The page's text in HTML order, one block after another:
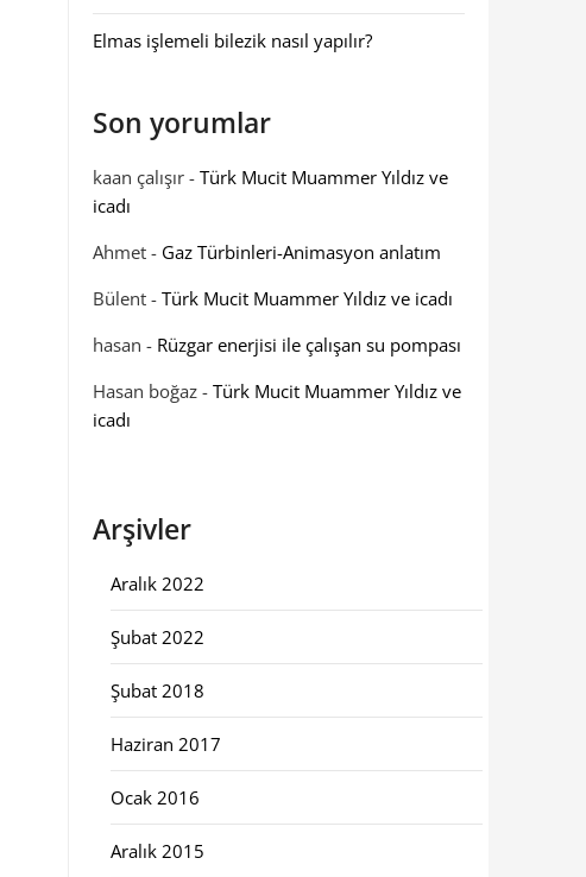
Elmas işlemeli bilezik nasıl yapılır?
Son yorumlar
kaan çalışır- Türk Mucit Muammer Yıldız ve
icadı
Ahmet- Gaz Türbinleri-Animasyon anlatım
Bülent- Türk Mucit Muammer Yıldız ve icadı
hasan - Rüzgar enerjisi ile çalışan su pompası
Hasan boğaz- Türk Mucit Muammer Yıldız ve
icadı
Arşivler
Aralık 2022
Şubat 2022
Şubat 2018
Haziran 2017
Ocak 2016
Aralık 2015